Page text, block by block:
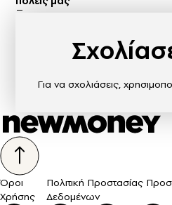
Για να σχολιάσεις,
Όροι
Χρήσης
Πολιτική Προστασίας
Δεδομένων